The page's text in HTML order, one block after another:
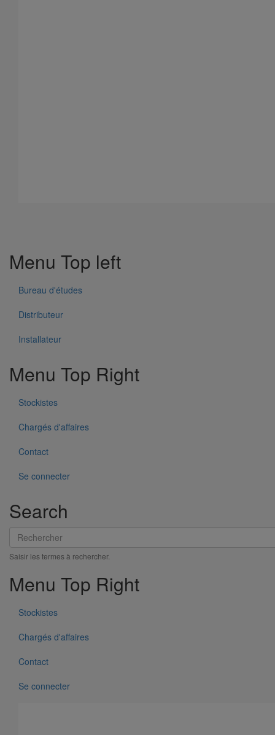
Menu Top left
Bureau d'études
Distributeur
Installateur
Menu Top Right
Stockistes
Chargés d'affaires
Contact
Se connecter
Search
Rechercher
Saisir les termes à rechercher.
Menu Top Right
Stockistes
Chargés d'affaires
Contact
Se connecter
PERFORMANCES DES
PRODUITS